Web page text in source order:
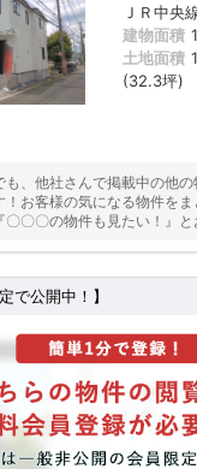
ＪＲ中央
建物面積
土地面積
(32.3坪)
も、他社さんで掲載中の他
！お客様の気になる物件を
〇〇〇の物件も見たい！』
で公開中！】